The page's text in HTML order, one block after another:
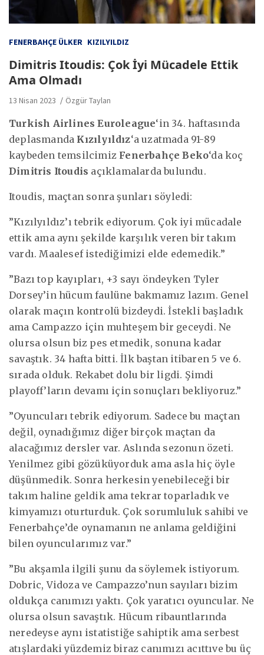
FENERBAHÇE ÜLKER KIZILYILDIZ
Dimitris Itoudis: Çok İyi Mücadele Ettik
Ama Olmadı
13 Nisan 2023 Özgür Taylan
Turkish Airlines Euroleague‘in 34. haftasında
deplasmanda Kızılyıldız‘a uzatmada 91-89
kaybeden temsilcimiz Fenerbahçe Beko‘da koç
Dimitris Itoudis açıklamalarda bulundu.
Itoudis, maçtan sonra şunları söyledi:
”Kızılyıldız’ı tebrik ediyorum. Çok iyi mücadale
ettik ama aynı şekilde karşılık veren bir takım
vardı. Maalesef istediğimizi elde edemedik.”
”Bazı top kayıpları, +3 sayı öndeyken Tyler
Dorsey’in hücum faulüne bakmamız lazım. Genel
olarak maçın kontrolü bizdeydi. İstekli başladık
ama Campazzo için muhteşem bir geceydi. Ne
olursa olsun biz pes etmedik, sonuna kadar
savaştık. 34 hafta bitti. İlk baştan itibaren 5 ve 6.
sırada olduk. Rekabet dolu bir ligdi. Şimdi
playoff’ların devamı için sonuçları bekliyoruz.”
”Oyuncuları tebrik ediyorum. Sadece bu maçtan
değil, oynadığımız diğer birçok maçtan da
alacağımız dersler var. Aslında sezonun özeti.
Yenilmez gibi gözüküyorduk ama asla hiç öyle
düşünmedik. Sonra herkesin yenebileceği bir
takım haline geldik ama tekrar toparladık ve
kimyamızı oturturduk. Çok sorumluluk sahibi ve
Fenerbahçe’de oynamanın ne anlama geldiğini
bilen oyuncularımız var.”
”Bu akşamla ilgili şunu da söylemek istiyorum.
Dobric, Vidoza ve Campazzo’nun sayıları bizim
oldukça canımızı yaktı. Çok yaratıcı oyuncular. Ne
olursa olsun savaştık. Hücum ribauntlarında
neredeyse aynı istatistiğe sahiptik ama serbest
atışlardaki yüzdemiz biraz canımızı acıttıve bu üç